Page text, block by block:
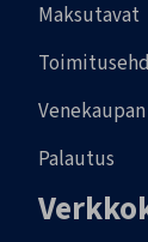
Maksutavat
Palautus